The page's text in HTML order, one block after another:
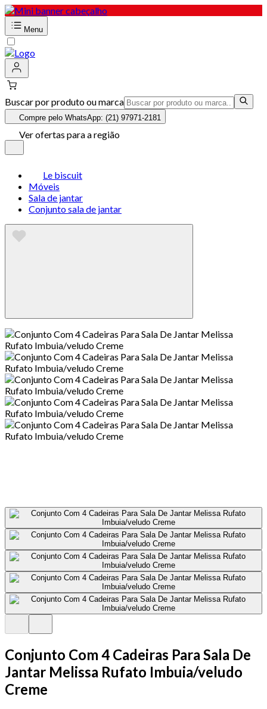
Menu
Buscar por produto ou marca
Compre pelo WhatsApp: (21) 97971-2181
Ver ofertas para a região
Le biscuit
Móveis
Sala de jantar
Conjunto sala de jantar
Conjunto Com 4 Cadeiras Para Sala De
Jantar Melissa Rufato Imbuia/veludo
Creme